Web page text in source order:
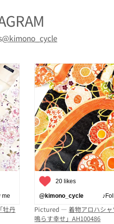
@kimono_cycle
牡丹
20 likes
@kimono_cycle
Pictured —着物アロハシ
鳴らす幸せ」AH100486